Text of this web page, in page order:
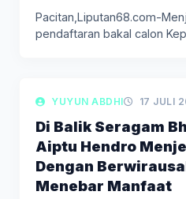
Pacitan,Liputan68.com-
pendaftaran bakal calon
LIPUTAN BERITA
YUYUN ABDHI 17 JULI
Di Balik Seragam
Aiptu Hendro
Dengan
Menebar Manfaat